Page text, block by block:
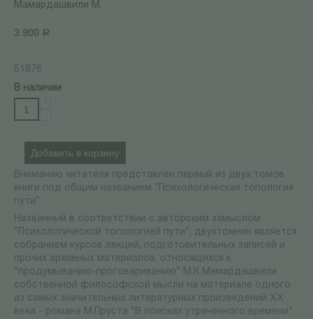
Мамардашвили М.
3 900 Р
51876
В наличии
Добавить в корзину
Вниманию читателя представлен первый из двух томов
книги под общим названием "Психологическая топология
пути".
Названный в соответствии с авторским замыслом
"Психологической топологией пути", двухтомник является
собранием курсов лекций, подготовительных записей и
прочих архивных материалов, относящихся к
"продумыванию-проговариванию" М.К.Мамардашвили
собственной философской мысли на материале одного
из самых значительных литературных произведений XX
века - романа М.Пруста "В поисках утраченного времени".